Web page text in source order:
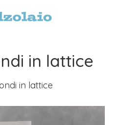
in lattice
in lattice